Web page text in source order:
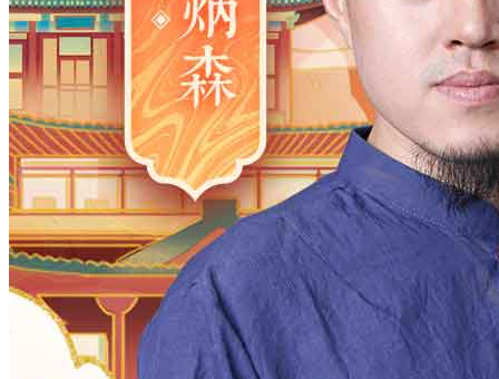
2022
2021 2020 2019 2018
2015
2014 2013 2012 2011
2009
2008 2007 2006 2005
2003
2002
2001 2000 1999 1998
1997
1995 1994 1993 1991
1990
1989
1988 1987 1986 1985
1984
1983
1982 1981 1980 1979 1978
1977
1976
1975 1974 1973 1972
1971
1969 1968 1967 1966 1965
1964
1963
1962 1961 1960 1959
1958
1957
1956 1955 1953 1952
1951
1950
1949 1948 1947
1944
1943 1942 1941 1940 1939
1938
1937
1936 1935 1934 1933
1932
1931
1930 1928 1927 1926
1924
1923 1922 1920
1919
1918
1916 1915 1914
1912